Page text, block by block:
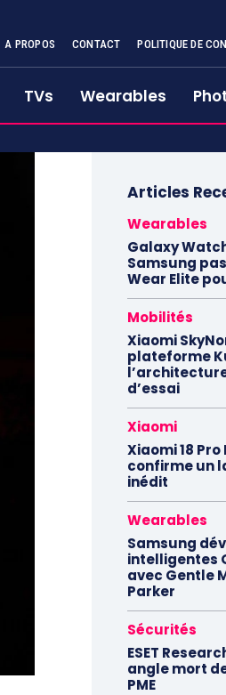
A PROPOS CONTACT POLITIQUE DE
TVs Wearables
Articles
Wearables
Galaxy
Samsung
Wear Elite
Mobilités
Xiaomi
plateforme
l’architecture
d’essai
Xiaomi
Xiaomi 18 Pro
confirme un
inédit
Wearables
Samsung
intelligentes
avec Gentle
Parker
Sécurités
ESET
angle mort
PME